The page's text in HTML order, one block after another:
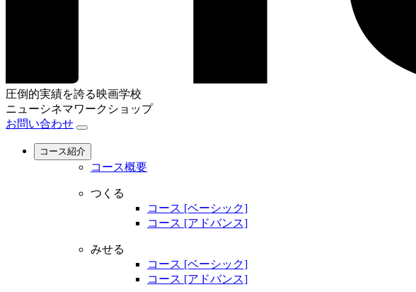
圧倒的実績を誇る映画学校
ニューシネマワークショップ
お問い合わせ
コース紹介
コース概要
つくる
コース [ベーシック]
コース [アドバンス]
みせる
コース [ベーシック]
コース [アドバンス]